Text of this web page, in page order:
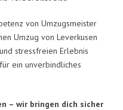
von Umzugsmeister
Umzug von Leverkusen
stressfreien Erlebnis
ein unverbindliches
– wir bringen dich sicher